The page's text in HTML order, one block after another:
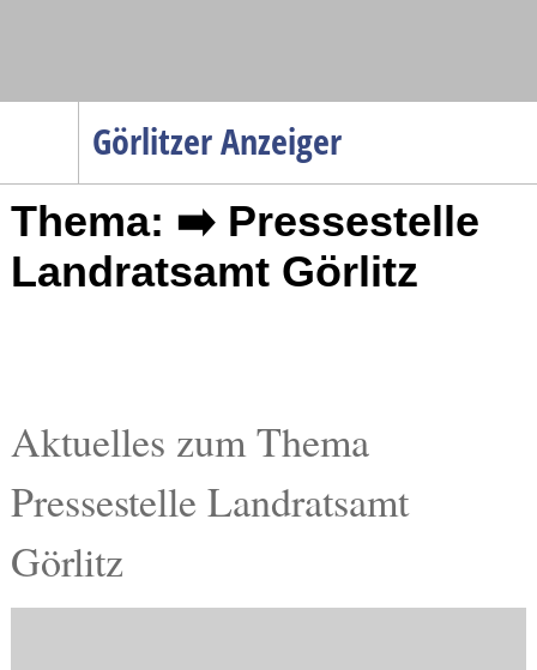
Görlitzer Anzeiger
Menüpunkte
Startseite
Gesellschaft
Gesundheit
Termine
Kostenlos
Thema: ➡️ Pressestelle
Landratsamt Görlitz
Aktuelles zum Thema
Pressestelle Landratsamt
Görlitz